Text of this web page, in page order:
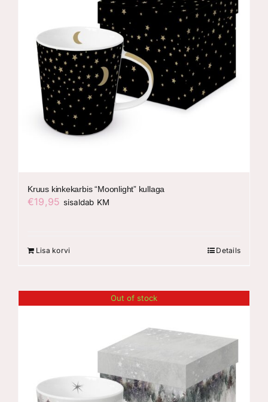
Kruus kinkekarbis “Moonlight” kullaga
€19,95 sisaldab KM
Lisa korvi Details
Out of stock